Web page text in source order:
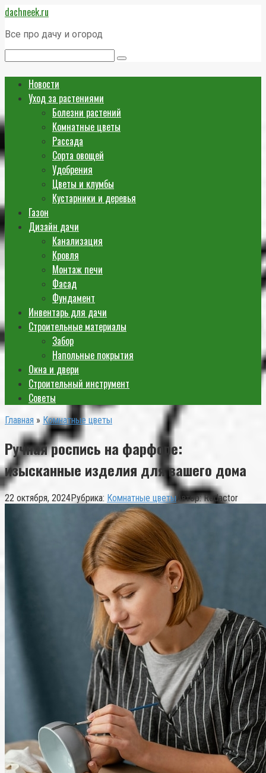
Перейти
к
контенту
dachneek.ru
Все про дачу и огород
Новости
Уход за растениями
Болезни растений
Комнатные цветы
Рассада
Сорта овощей
Удобрения
Цветы и клумбы
Кустарники и деревья
Газон
Дизайн дачи
Канализация
Кровля
Монтаж печи
Фасад
Фундамент
Инвентарь для дачи
Строительные материалы
Забор
Напольные покрытия
Окна и двери
Строительный инструмент
Советы
Главная » Комнатные цветы
Ручная роспись на фарфоре:
изысканные изделия для вашего дома
22 октября, 2024Рубрика: Комнатные цветы Автор: Redactor